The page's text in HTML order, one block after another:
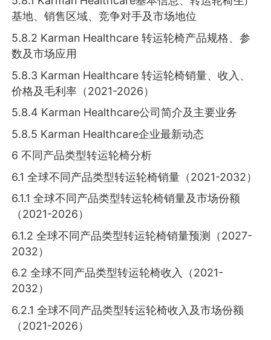
基地、销售区域、竞争对手及市场地位
5.8.2 Karman Healthcare 转运轮椅产品规格、参
数及市场应用
5.8.3 Karman Healthcare 转运轮椅销量、收入、
价格及毛利率（2021-2026）
5.8.4 Karman Healthcare公司简介及主要业务
5.8.5 Karman Healthcare企业最新动态
6 不同产品类型转运轮椅分析
6.1 全球不同产品类型转运轮椅销量（2021-2032）
6.1.1 全球不同产品类型转运轮椅销量及市场份额
（2021-2026）
6.1.2 全球不同产品类型转运轮椅销量预测（2027-
2032）
6.2 全球不同产品类型转运轮椅收入（2021-
2032）
6.2.1 全球不同产品类型转运轮椅收入及市场份额
（2021-2026）